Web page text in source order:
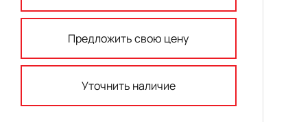
Предложить свою цену
Уточнить наличие